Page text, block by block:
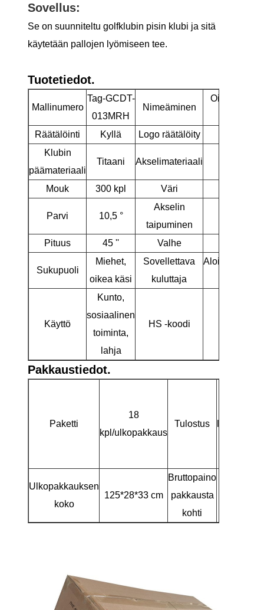
Sovellus:
Se on suunniteltu golfklubin pisin klubi ja sitä
käytetään pallojen lyömiseen tee.
Tuotetiedot.
Mallinumero
Tag-GCDT-
013MRH
Nimeäminen
Räätälöinti
Kyllä Logo räätälöity
Klubin
päämateriaali
Titaani Akselimateriaali
Mouk 300 kpl Väri
Parvi 10,5 °
Akselin
taipuminen
Pituus 45 '' Valhe
Sukupuoli
Miehet,
oikea käsi
Sovellettava
kuluttaja
Aloittelija/
Käyttö
Kunto,
sosiaalinen
toiminta,
lahja
HS -koodi
Pakkaustiedot.
Paketti
18
kpl/ulkopakkaus
Tulostus
Ulkopakkauksen
koko
125*28*33 cm
Bruttopaino
pakkausta
kohti